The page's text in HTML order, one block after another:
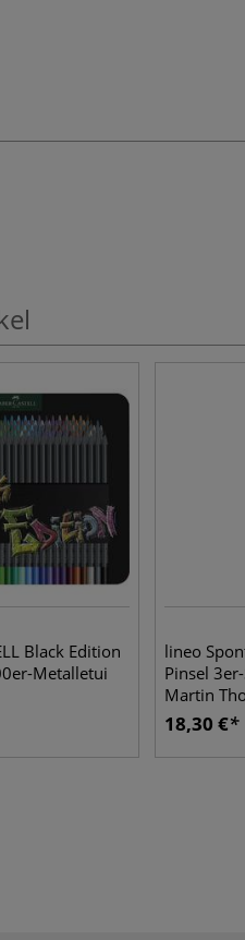
Black Edition
Metalletui
lineo
Pinsel
Martin
18,30 €